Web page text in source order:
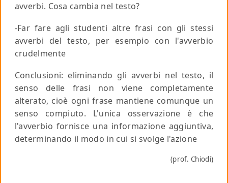
avverbi. Cosa cambia nel testo?
-Far fare agli studenti altre frasi con gli stessi
avverbi del testo, per esempio con l'avverbio
crudelmente
Conclusioni: eliminando gli avverbi nel testo, il
senso delle frasi non viene completamente
alterato, cioè ogni frase mantiene comunque un
senso compiuto. L'unica osservazione è che
l'avverbio fornisce una informazione aggiuntiva,
determinando il modo in cui si svolge l'azione
(prof. Chiodi)